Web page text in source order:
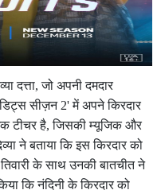
दत्ता, जो अपनी दमदार
सीज़न 2' में अपने किरदार
टीचर है, जिसकी म्यूजिक और
ने बताया कि इस किरदार को
के साथ उनकी बातचीत ने
कि नंदिनी के किरदार को